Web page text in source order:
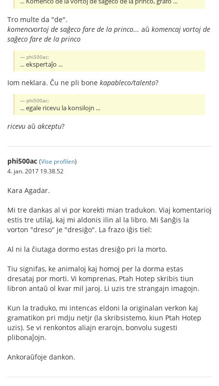
Tro multe da "de".
komencvortoj de saĝeco fare de la princo... aŭ komencaj vortoj de
saĝeco fare de la princo
phi500ac:
... ekspertaĵo ...
Iom neklara. Ĉu ne pli bone kapableco/talento?
phi500ac:
... egale ricevu la konsilojn ...
ricevu aŭ akceptu?
phi500ac (Vise profilen)
4. jan. 2017 19.38.52
Kara Agadar.
Mi tre dankas al vi por korekti mian tradukon. Viaj komentarioj
estis tre utilaj, kaj mi aldonis ilin al la libro. Mi ŝanĝis la
vorton "dreso" je "dresiĝo". La frazo iĝis tiel:
Al ni la ĉiutaga dormo estas dresiĝo pri la morto.
Tiu signifas, ke animaloj kaj homoj per la dorma estas
dresataj por morti. Vi komprenas, Ptah Hotep skribis tiun
libron antaŭ ol kvar mil jaroj. Li uzis tre strangajn imagojn.
Kun la traduko, mi intencas eldoni la originalan verkon kaj
gramatikon pri mdju netjr (la skribsistemo, kiun Ptah Hotep
uzis). Se vi renkontos aliajn erarojn, bonvolu sugesti
plibonaĵojn.
Ankoraŭfoje dankon.